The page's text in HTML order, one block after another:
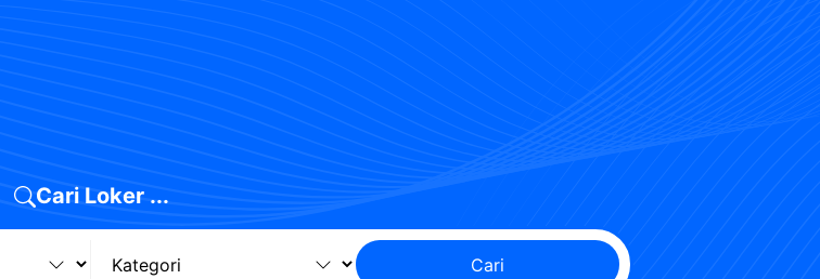
Cari Loker ...
Cari